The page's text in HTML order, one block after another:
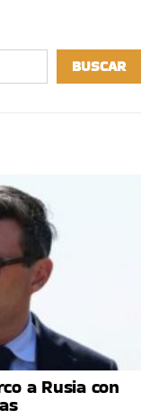
BUSCAR
a Rusia con